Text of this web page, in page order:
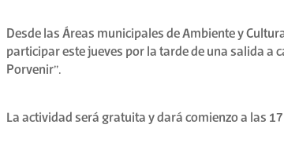
Desde las Áreas municipales de Ambiente y
participar este jueves por la tarde de una salida a
Porvenir”.
La actividad será gratuita y dará comienzo a las